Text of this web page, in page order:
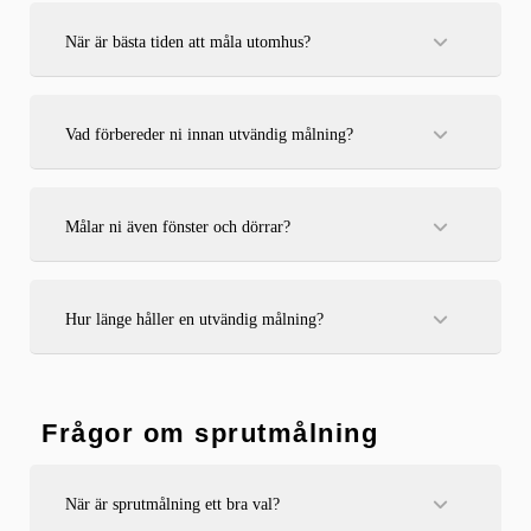
När är bästa tiden att måla utomhus?
Bästa tiden är från vår till tidig höst, när vädret är torrt och
eller risk för regn.
Vad förbereder ni innan utvändig målning?
Vi rengör fasaden, skrapar bort lös färg, lagar skador,
och redo.
Målar ni även fönster och dörrar?
Ja, vi målar fönster, dörrar och andra detaljer med rätt
Hur länge håller en utvändig målning?
En väl utförd utvändig målning håller normalt i 8–12 år
Frågor om sprutmålning
När är sprutmålning ett bra val?